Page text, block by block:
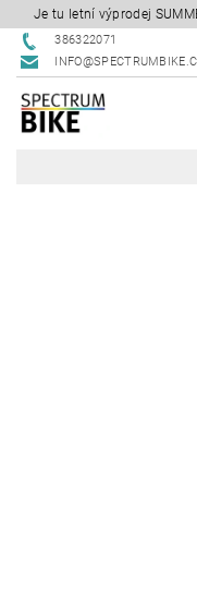
Je tu letní výprodej
386322071